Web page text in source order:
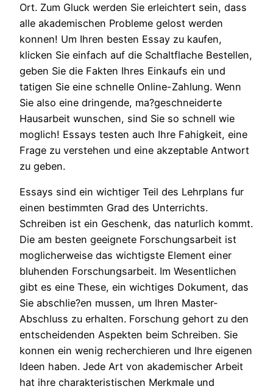
Ort. Zum Gluck werden Sie erleichtert sein, dass
alle akademischen Probleme gelost werden
konnen! Um Ihren besten Essay zu kaufen,
klicken Sie einfach auf die Schaltflache Bestellen,
geben Sie die Fakten Ihres Einkaufs ein und
tatigen Sie eine schnelle Online-Zahlung. Wenn
Sie also eine dringende, ma?geschneiderte
Hausarbeit wunschen, sind Sie so schnell wie
moglich! Essays testen auch Ihre Fahigkeit, eine
Frage zu verstehen und eine akzeptable Antwort
zu geben.
Essays sind ein wichtiger Teil des Lehrplans fur
einen bestimmten Grad des Unterrichts.
Schreiben ist ein Geschenk, das naturlich kommt.
Die am besten geeignete Forschungsarbeit ist
moglicherweise das wichtigste Element einer
bluhenden Forschungsarbeit. Im Wesentlichen
gibt es eine These, ein wichtiges Dokument, das
Sie abschlie?en mussen, um Ihren Master-
Abschluss zu erhalten. Forschung gehort zu den
entscheidenden Aspekten beim Schreiben. Sie
konnen ein wenig recherchieren und Ihre eigenen
Ideen haben. Jede Art von akademischer Arbeit
hat ihre charakteristischen Merkmale und